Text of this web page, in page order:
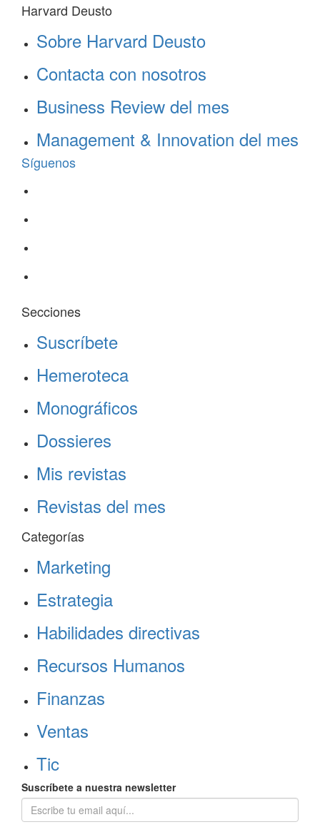
Harvard Deusto
Sobre Harvard Deusto
Contacta con nosotros
Business Review del mes
Management & Innovation del mes
Síguenos
Secciones
Suscríbete
Hemeroteca
Monográficos
Dossieres
Mis revistas
Revistas del mes
Categorías
Marketing
Estrategia
Habilidades directivas
Recursos Humanos
Finanzas
Ventas
Tic
Suscríbete a nuestra newsletter